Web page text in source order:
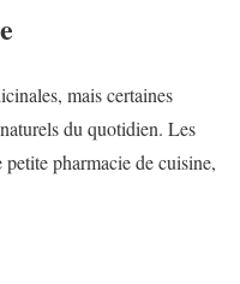
mais certaines
du quotidien. Les
petite pharmacie de cuisine,